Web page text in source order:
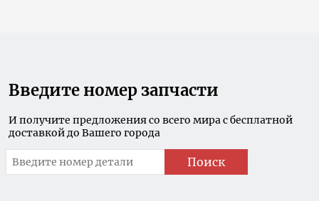
Введите номер запчасти
И получите предложения со всего мира с бесплатной
доставкой до Вашего города
Поиск